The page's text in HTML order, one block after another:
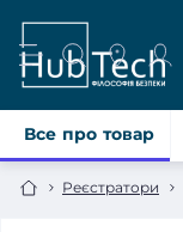
Реєстратори
Все про товар